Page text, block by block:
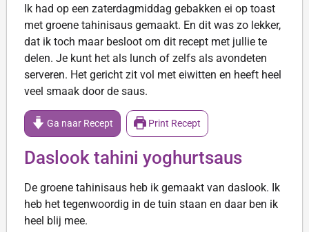
Ik had op een zaterdagmiddag gebakken ei op toast
met groene tahinisaus gemaakt. En dit was zo lekker,
dat ik toch maar besloot om dit recept met jullie te
delen. Je kunt het als lunch of zelfs als avondeten
serveren. Het gericht zit vol met eiwitten en heeft heel
veel smaak door de saus.
Ga naar Recept Print Recept
Daslook tahini yoghurtsaus
De groene tahinisaus heb ik gemaakt van daslook. Ik
heb het tegenwoordig in de tuin staan en daar ben ik
heel blij mee.